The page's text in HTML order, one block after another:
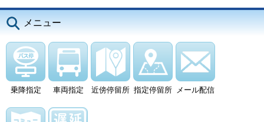
メニュー
乗降指定 車両指定 近傍停留所 指定停留所 メール配信